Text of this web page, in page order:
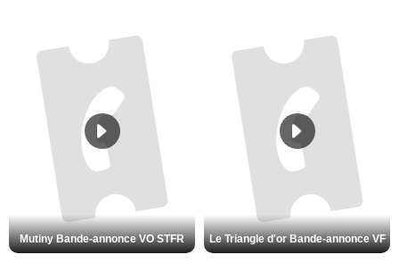
Mutiny Bande-annonce VO STFR Le Triangle d'or Bande-annonce VF